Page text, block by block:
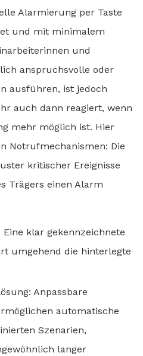
Alarmierung per Taste
und mit minimalem
und
anspruchsvolle oder
ausführen, ist jedoch
auch dann reagiert, wenn
mehr möglich ist. Hier
Notrufmechanismen: Die
kritischer Ereignisse
Trägers einen Alarm
klar gekennzeichnete
umgehend die hinterlegte
Anpassbare
automatische
Szenarien,
langer